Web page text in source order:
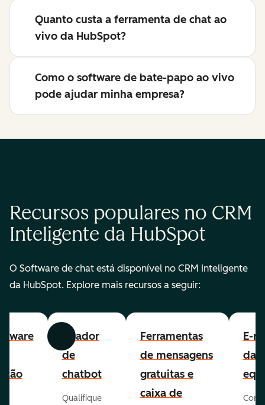
Quanto custa a ferramenta de chat ao
vivo da HubSpot?
Como o software de bate-papo ao vivo
pode ajudar minha empresa?
Recursos populares no CRM
Inteligente da HubSpot
O Software de chat está disponível no CRM Inteligente
da HubSpot. Explore mais recursos a seguir:
Anterior Avançar
Criador
de
chatbot
Qualifique
Ferramentas
de mensagens
gratuitas e
caixa de
E-
da